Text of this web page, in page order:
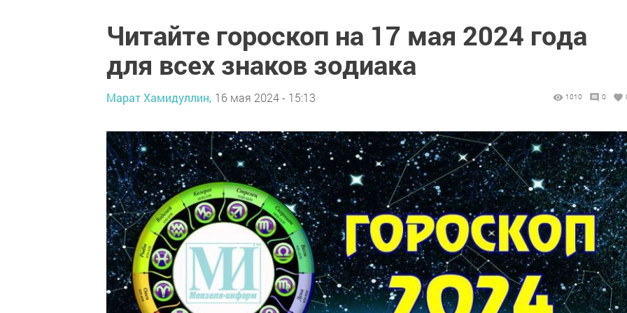
Читайте гороскоп на 17 мая 2024 года
для всех знаков зодиака
Марат Хамидуллин, 16 мая 2024 - 15:13 1010 0